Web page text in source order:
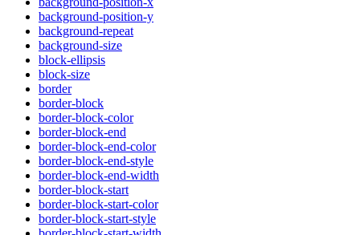
background-position-y
background-repeat
background-size
block-ellipsis
block-size
border
border-block
border-block-color
border-block-end
border-block-end-color
border-block-end-style
border-block-end-width
border-block-start
border-block-start-color
border-block-start-style